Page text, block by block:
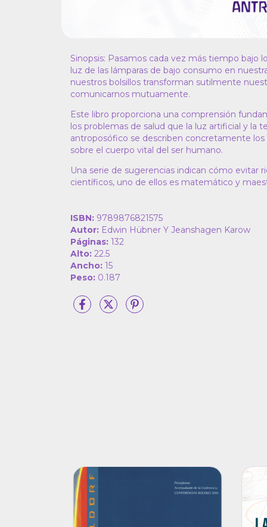
Sinopsis: Pasamos cada vez más tiempo bajo
luz de las lámparas de bajo consumo en
nuestros bolsillos transforman sutilmente
comunicarnos mutuamente.
Este libro proporciona una comprensión
los problemas de salud que la luz artificial y la
antroposófico se describen concretamente los
sobre el cuerpo vital del ser humano.
Una serie de sugerencias indican cómo evitar
científicos, uno de ellos es matemático y
ISBN: 9789876821575
Autor: Edwin Hübner Y Jeanshagen Karow
Páginas: 132
Alto: 22.5
Ancho: 15
Peso: 0.187